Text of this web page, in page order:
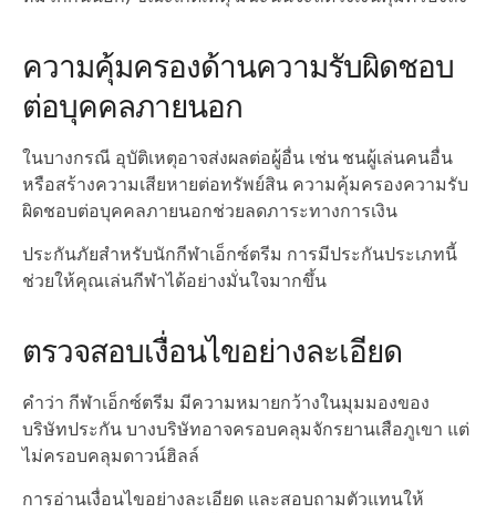
ความคุ้มครองด้านความรับผิดชอบ
ต่อบุคคลภายนอก
ในบางกรณี อุบัติเหตุอาจส่งผลต่อผู้อื่น เช่น ชนผู้เล่นคนอื่น
หรือสร้างความเสียหายต่อทรัพย์สิน ความคุ้มครองความรับ
ผิดชอบต่อบุคคลภายนอกช่วยลดภาระทางการเงิน
ประกันภัยสำหรับนักกีฬาเอ็กซ์ตรีม การมีประกันประเภทนี้
ช่วยให้คุณเล่นกีฬาได้อย่างมั่นใจมากขึ้น
ตรวจสอบเงื่อนไขอย่างละเอียด
คำว่า กีฬาเอ็กซ์ตรีม มีความหมายกว้างในมุมมองของ
บริษัทประกัน บางบริษัทอาจครอบคลุมจักรยานเสือภูเขา แต่
ไม่ครอบคลุมดาวน์ฮิลล์
การอ่านเงื่อนไขอย่างละเอียด และสอบถามตัวแทนให้